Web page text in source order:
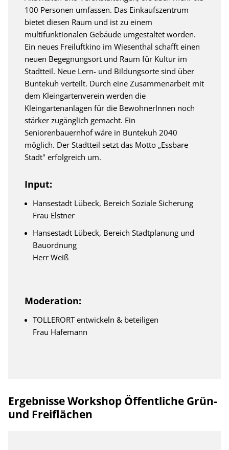
100 Personen umfassen. Das Einkaufszentrum
bietet diesen Raum und ist zu einem
multifunktionalen Gebäude umgestaltet worden.
Ein neues Freiluftkino im Wiesenthal schafft einen
neuen Begegnungsort und Raum für Kultur im
Stadtteil. Neue Lern- und Bildungsorte sind über
Buntekuh verteilt. Durch eine Zusammenarbeit mit
dem Kleingartenverein werden die
Kleingartenanlagen für die BewohnerInnen noch
stärker zugänglich gemacht. Ein
Seniorenbauernhof wäre in Buntekuh 2040
möglich. Der Stadtteil setzt das Motto „Essbare
Stadt" erfolgreich um.
Input:
Hansestadt Lübeck, Bereich Soziale Sicherung
Frau Elstner
Hansestadt Lübeck, Bereich Stadtplanung und
Bauordnung
Herr Weiß
Moderation:
TOLLERORT entwickeln & beteiligen
Frau Hafemann
Ergebnisse Workshop Öffentliche Grün-
und Freiflächen